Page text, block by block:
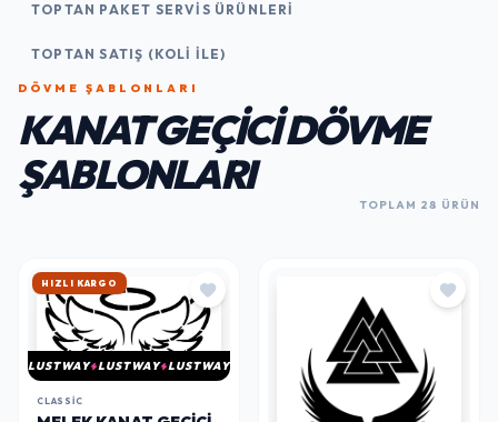
TOPTAN PAKET SERVIS ÜRÜNLERI
TOPTAN SATIŞ (KOLI İLE)
DÖVME ŞABLONLARI
KANAT GEÇICI DÖVME
ŞABLONLARI
TOPLAM 28 ÜRÜN
HIZLI KARGO
LUSTWAY LUSTWAY LUSTWAY
CLASSIC